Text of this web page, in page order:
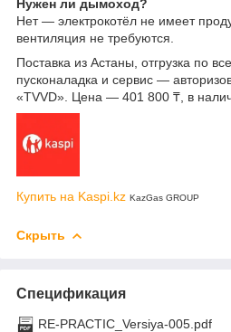
Нужен ли дымоход?
Нет — электрокотёл не имеет
вентиляция не требуются.
Поставка из Астаны, отгрузка по
пусконаладка и сервис —
«TVVD». Цена — 401 800 ₸, в
Купить на Kaspi.kz KazGas GROUP
Скрыть
Спецификация
RE-PRACTIC_Versiya-005.pdf